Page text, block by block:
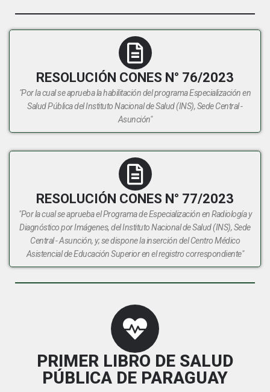
RESOLUCIÓN CONES N° 76/2023
"Por la cual se aprueba la habilitación del programa Especialización en
Salud Pública del Instituto Nacional de Salud (INS), Sede Central -
Asunción"
RESOLUCIÓN CONES N° 77/2023
"Por la cual se aprueba el Programa de Especialización en Radiología y
Diagnóstico por Imágenes, del Instituto Nacional de Salud (INS), Sede
Central - Asunción, y; se dispone la inserción del Centro Médico
Asistencial de Educación Superior en el registro correspondiente"
PRIMER LIBRO DE SALUD
PÚBLICA DE PARAGUAY